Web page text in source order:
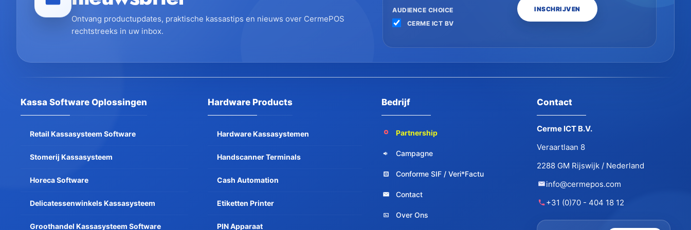
Ontvang productupdates, praktische kassastips en nieuws over CermePOS
rechtstreeks in uw inbox.
AUDIENCE CHOICE
CERME ICT BV
Kassa Software Oplossingen
Retail Kassasysteem Software
Stomerij Kassasysteem
Horeca Software
Delicatessenwinkels Kassasysteem
Groothandel Kassasysteem Software
Hardware Products
Hardware Kassasystemen
Handscanner Terminals
Cash Automation
Etiketten Printer
PIN Apparaat
Bedrijf
Partnership
Campagne
Conforme SIF / Veri*Factu
Contact
Over Ons
Contact
Cerme ICT B.V.
Veraartlaan 8
2288 GM Rijswijk / Nederland
info@cermepos.com
+31 (0)70 - 404 18 12